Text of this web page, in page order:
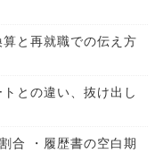
と再就職での伝え方
との違い、抜け出し
合 ・履歴書の空白期